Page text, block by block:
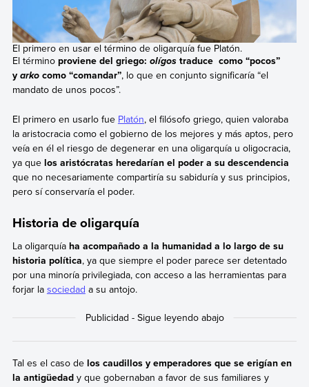
El primero en usar el término de oligarquía fue Platón.
El términoproviene del griego: olígostraduce como “pocos”
y arkocomo “comandar”, lo que en conjunto significaría “el
mandato de unos pocos”.
El primero en usarlo fue Platón, el filósofo griego, quien valoraba
la aristocracia como el gobierno de los mejores y más aptos, pero
veía en él el riesgo de degenerar en una oligarquía u oligocracia,
ya que los aristócratas heredarían el poder a su descendencia
que no necesariamente compartiría su sabiduría y sus principios,
pero sí conservaría el poder.
Historia de oligarquía
La oligarquía ha acompañado a la humanidad a lo largo de su
historia política, ya que siempre el poder parece ser detentado
por una minoría privilegiada, con acceso a las herramientas para
forjar la sociedad a su antojo.
Tal es el caso delos caudillos y emperadores que se erigían en
la antigüedady que gobernaban a favor de sus familiares y